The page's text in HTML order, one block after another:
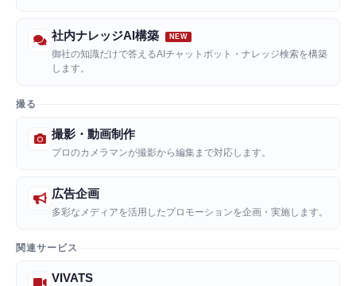
社内ナレッジAI構築
御社の知識だけで答えるAIチャットボット・ナレッジ検索を構築
します。
撮る
撮影・動画制作
プロのカメラマンが撮影から編集まで対応します。
広告企画
多彩なメディアを活用したプロモーションを企画・実施します。
関連サービス
VIVATS